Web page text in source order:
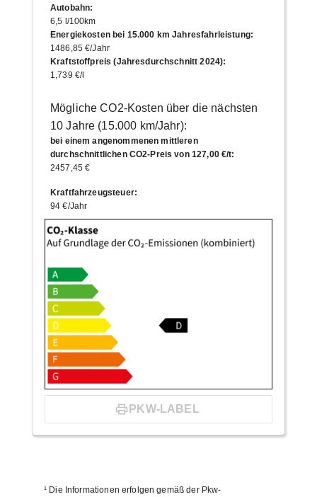
Autobahn:
6,5 l/100km
Energiekosten bei 15.000 km Jahresfahrleistung:
1486,85 €/Jahr
Kraftstoffpreis (Jahresdurchschnitt 2024):
1,739 €/l
Mögliche CO2-Kosten über die nächsten
10 Jahre (15.000 km/Jahr):
bei einem angenommenen mittleren
durchschnittlichen CO2-Preis von 127,00 €/t:
2457,45 €
Kraftfahrzeugsteuer:
94 €/Jahr
PKW-LABEL
¹ Die Informationen erfolgen gemäß der Pkw-